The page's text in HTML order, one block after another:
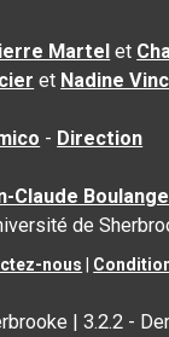
Martel et
et Nadine
- Direction
Claude
de
nous
|3.2.2 -